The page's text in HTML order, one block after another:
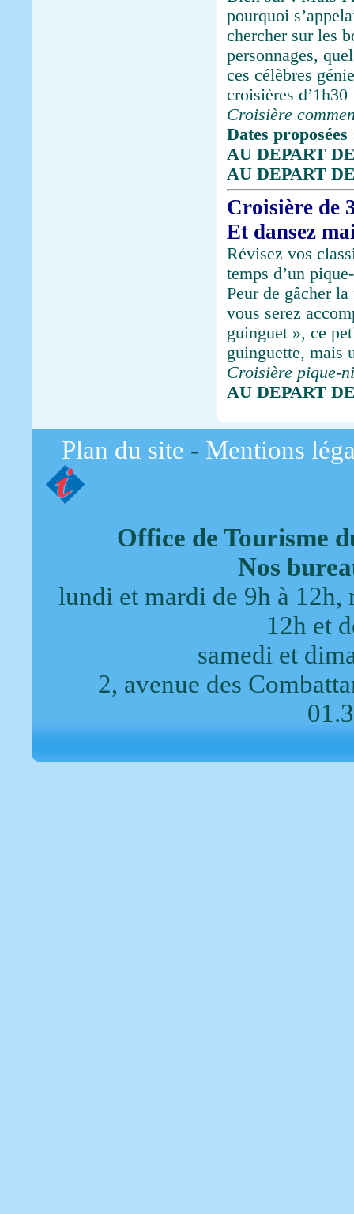
pourquoi
chercher sur les
personnages,
ces célèbres
croisières d’1h30
Croisière
Dates proposées
AU DEPART
AU DEPART
Croisière de
Et dansez
Révisez vos
temps d’un
Peur de gâcher
vous serez
guinguet », ce
guinguette, mais
Croisière pique-
AU DEPART
Plan du site - Mentions
Office de Tourisme
Nos
lundi et mardi de 9h à 12h,
12h et
samedi et
2, avenue des